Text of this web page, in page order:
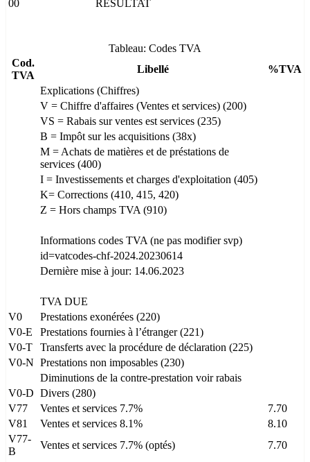
00 RÉSULTAT
Tableau: Codes TVA
Cod.
TVA
Libellé
%TVA
Explications (Chiffres)
V = Chiffre d'affaires (Ventes et services) (200)
VS = Rabais sur ventes est services (235)
B = Impôt sur les acquisitions (38x)
M = Achats de matières et de préstations de
services (400)
I = Investissements et charges d'exploitation (405)
K= Corrections (410, 415, 420)
Z = Hors champs TVA (910)
Informations codes TVA (ne pas modifier svp)
id=vatcodes-chf-2024.20230614
Dernière mise à jour: 14.06.2023
TVA DUE
V0
Prestations exonérées (220)
V0-E
Prestations fournies à l’étranger (221)
V0-T
Transferts avec la procédure de déclaration (225)
V0-N Prestations non imposables (230)
Diminutions de la contre-prestation voir rabais
V0-D Divers (280)
V77
Ventes et services 7.7%
7.70
V81
Ventes et services 8.1%
8.10
V77-
B
Ventes et services 7.7% (optés)
7.70